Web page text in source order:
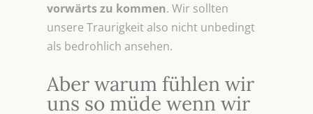
vorwärts zu kommen. Wir sollten
unsere Traurigkeit also nicht unbedingt
als bedrohlich ansehen.
Aber warum fühlen wir
uns so müde wenn wir